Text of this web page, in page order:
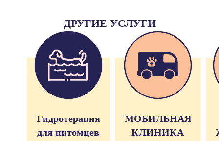
ДРУГИЕ УСЛУГИ
Гидротерапия
для питомцев
МОБИЛЬНАЯ
КЛИНИКА